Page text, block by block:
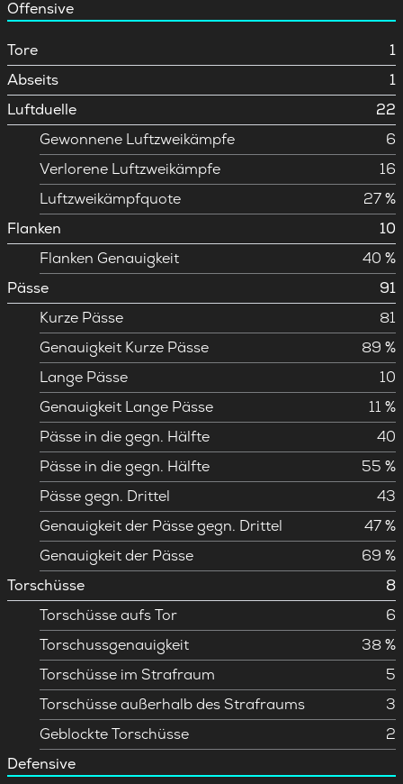
Offensive
Tore
1
Abseits
1
Luftduelle
22
Gewonnene Luftzweikämpfe
6
Verlorene Luftzweikämpfe
16
Luftzweikämpfquote
27 %
Flanken
10
Flanken Genauigkeit
40 %
Pässe
91
Kurze Pässe
81
Genauigkeit Kurze Pässe
89 %
Lange Pässe
10
Genauigkeit Lange Pässe
11 %
Pässe in die gegn. Hälfte
40
Pässe in die gegn. Hälfte
55 %
Pässe gegn. Drittel
43
Genauigkeit der Pässe gegn. Drittel
47 %
Genauigkeit der Pässe
69 %
Torschüsse
8
Torschüsse aufs Tor
6
Torschussgenauigkeit
38 %
Torschüsse im Strafraum
5
Torschüsse außerhalb des Strafraums
3
Geblockte Torschüsse
2
Defensive